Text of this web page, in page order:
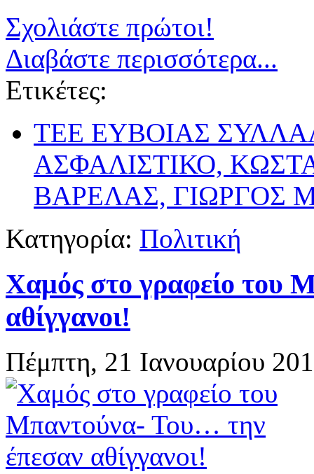
Σχολιάστε πρώτοι!
Διαβάστε περισσότερα...
Ετικέτες:
ΤΕΕ ΕΥΒΟΙΑΣ
ΑΣΦΑΛΙΣΤΙΚΟ,
ΒΑΡΕΛΑΣ, ΓΙΩΡΓΟΣ
Κατηγορία: Πολιτική
Χαμός στο γραφείο του
αθίγγανοι!
Πέμπτη, 21 Ιανουαρίου